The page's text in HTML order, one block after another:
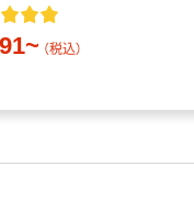
（税込）